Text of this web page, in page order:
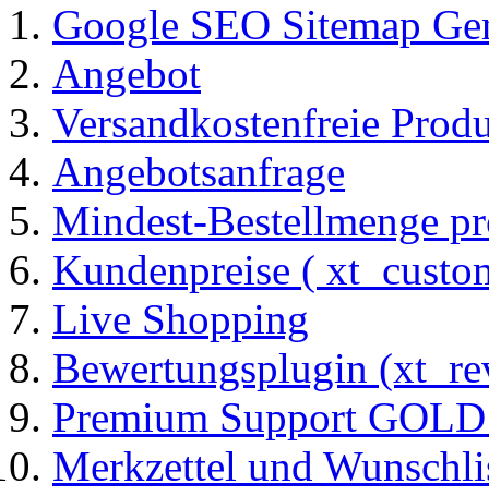
Google SEO Sitemap
Angebot
Versandkostenfreie
Angebotsanfrage
Mindest-Bestellmenge
Kundenpreise (
Live Shopping
Bewertungsplugin
Premium Support
Merkzettel und